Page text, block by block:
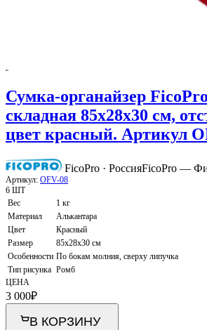
Сумка-органайзер
складная 85х28х30 см,
цвет красный. Артикул
FicoPro · РоссияFicoPro —
Артикул: OFV-08
6 ШТ
Вес
1 кг
Материал
Алькантара
Цвет
Красный
Размер
85х28х30 см
Особенности По бокам молния, сверху липучка
Тип рисунка Ромб
ЦЕНА
3 000₽
В КОРЗИНУ